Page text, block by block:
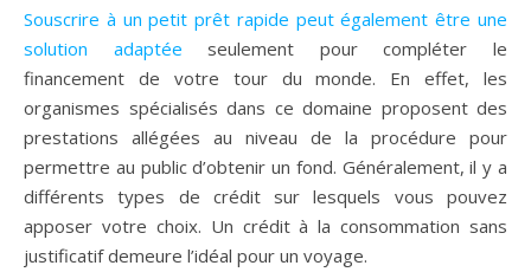
Souscrire à un petit prêt rapide peut également être une
solution adaptée seulement pour compléter le
financement de votre tour du monde. En effet, les
organismes spécialisés dans ce domaine proposent des
prestations allégées au niveau de la procédure pour
permettre au public d’obtenir un fond. Généralement, il y a
différents types de crédit sur lesquels vous pouvez
apposer votre choix. Un crédit à la consommation sans
justificatif demeure l’idéal pour un voyage.